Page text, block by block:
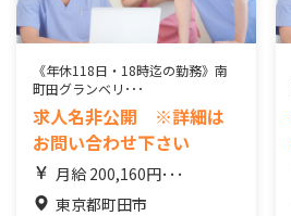
《年休118日・18時迄の勤務》南
町田グランベリ･･･
求人名非公開 ※詳細は
お問い合わせ下さい
月給 200,160円･･･
東京都町田市